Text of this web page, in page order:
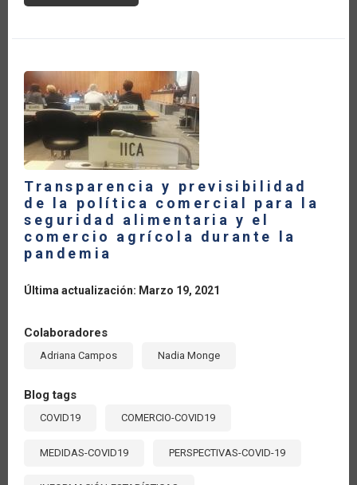
SISTEMAS
UNA
MIRADA
DESDE
LATINOAMÉRICA
Transparencia y previsibilidad
de la política comercial para la
seguridad alimentaria y el
comercio agrícola durante la
pandemia
Última actualización: Marzo 19, 2021
Colaboradores
Adriana Campos Nadia Monge
Blog tags
COVID19 COMERCIO-COVID19
MEDIDAS-COVID19 PERSPECTIVAS-COVID-19